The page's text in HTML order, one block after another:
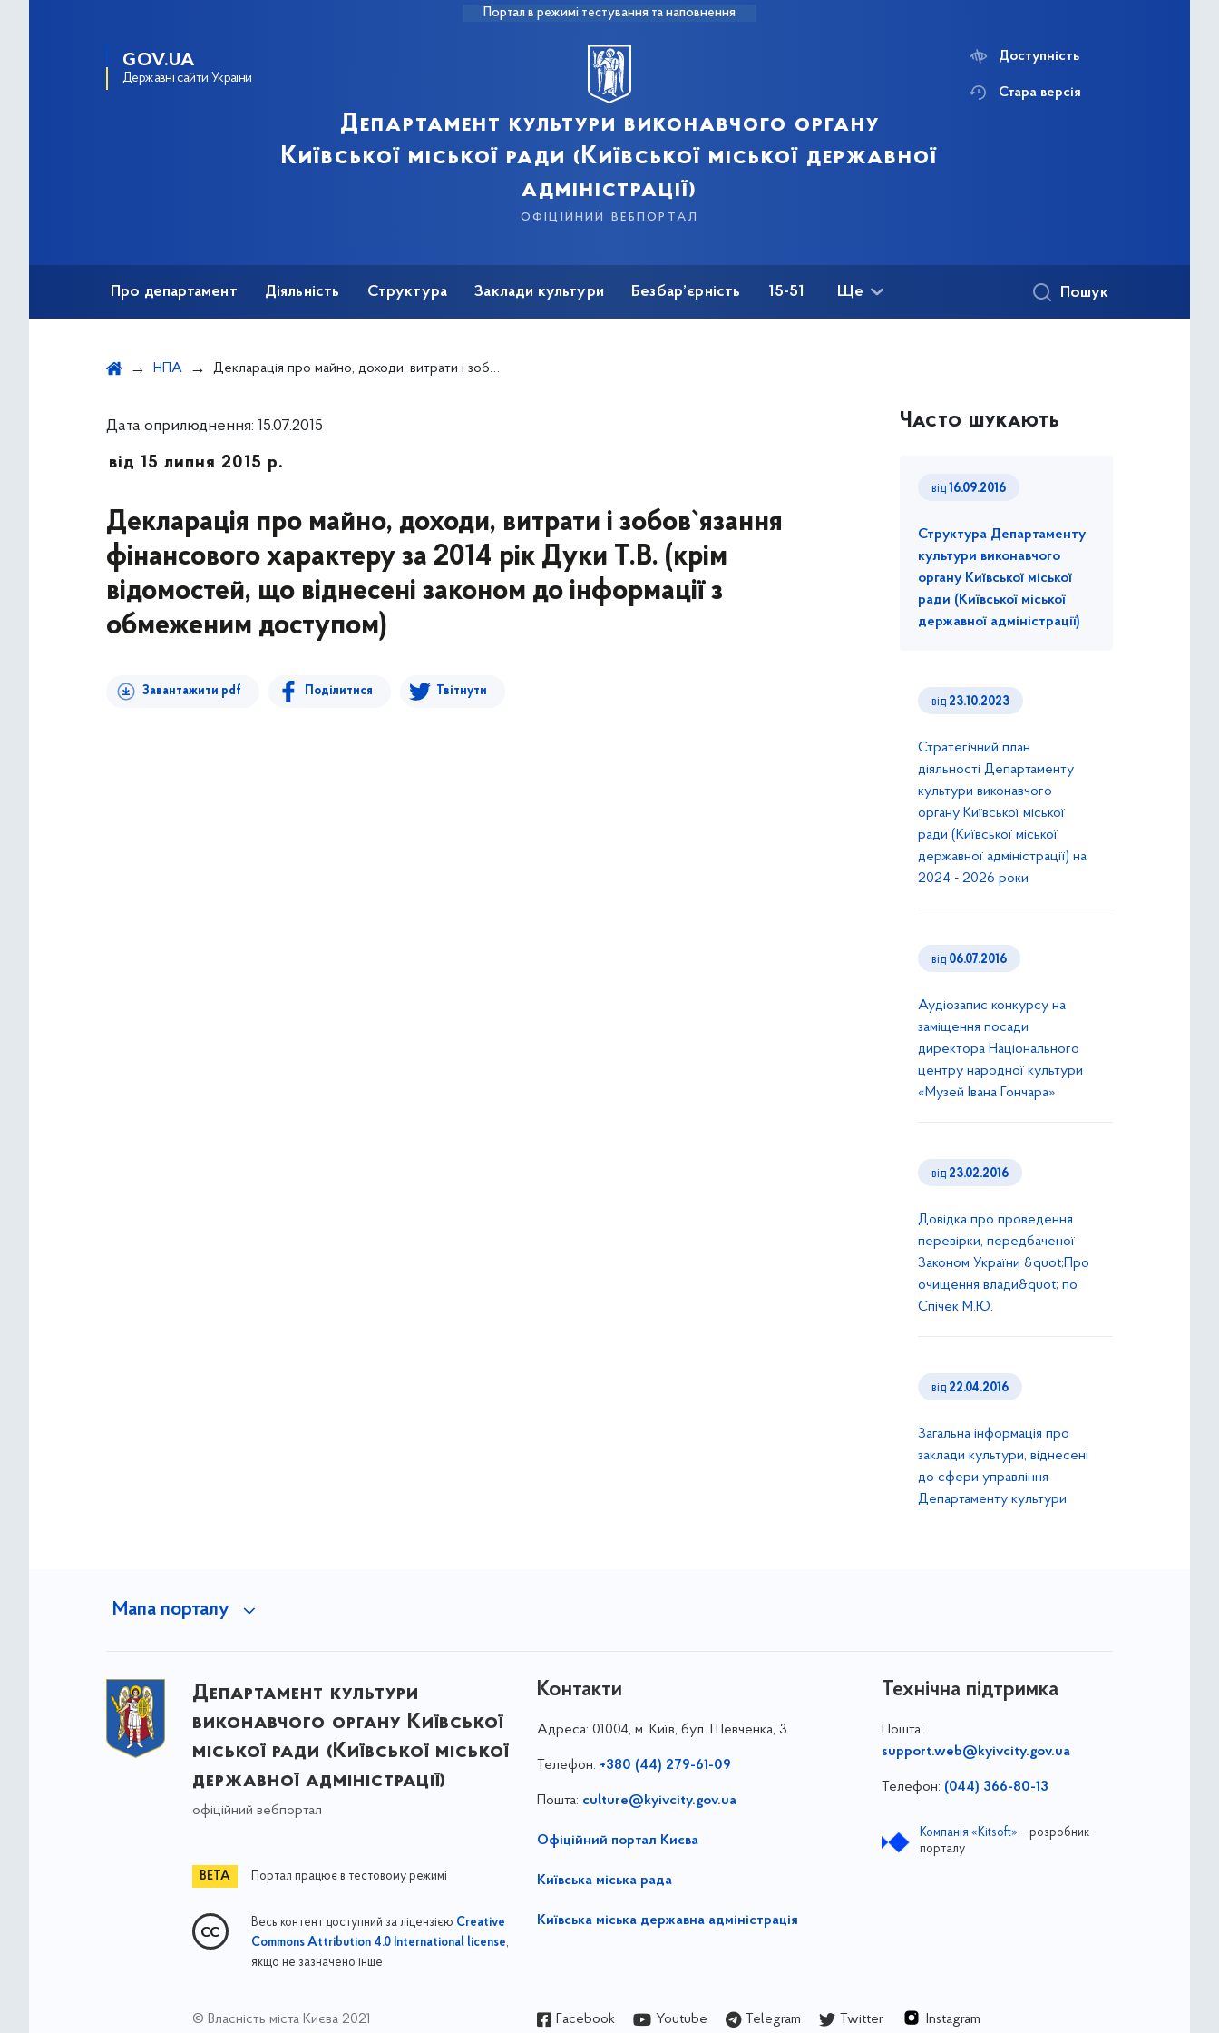
Портал в режимі тестування та наповнення
GOV.UA
Державні сайти України
Департамент культури виконавчого органу
Київської міської ради (Київської міської державної
адміністрації)
офіційний вебпортал
Доступність
Стара версія
Про департамент Діяльність Структура Заклади культури Безбар’єрність 15-51 Ще Пошук
НПА Декларація про майно, доходи, витрати і зобов`язання фінансового характеру за 2014 рік Дуки Т.В. (крім відомостей, що віднесені законом до інформації з обмеженим доступом)
Дата оприлюднення: 15.07.2015
від 15 липня 2015 р.
Декларація про майно, доходи, витрати і зобов`язання
фінансового характеру за 2014 рік Дуки Т.В. (крім
відомостей, що віднесені законом до інформації з
обмеженим доступом)
Завантажити pdf Поділитися Твітнути
Часто шукають
від 16.09.2016
Структура Департаменту
культури виконавчого
органу Київської міської
ради (Київської міської
державної адміністрації)
від 23.10.2023
Стратегічний план
діяльності Департаменту
культури виконавчого
органу Київської міської
ради (Київської міської
державної адміністрації) на
2024 - 2026 роки
від 06.07.2016
Аудіозапис конкурсу на
заміщення посади
директора Національного
центру народної культури
«Музей Івана Гончара»
від 23.02.2016
Довідка про проведення
перевірки, передбаченої
Законом України &quot;Про
очищення влади&quot; по
Спічек М.Ю.
від 22.04.2016
Загальна інформація про
заклади культури, віднесені
до сфери управління
Департаменту культури
Мапа порталу
Департамент культури
виконавчого органу Київської
міської ради (Київської міської
державної адміністрації)
офіційний вебпортал
Портал працює в тестовому режимі
Весь контент доступний за ліцензією Creative
Commons Attribution 4.0 International license,
якщо не зазначено інше
Контакти
Адреса: 01004, м. Київ, бул. Шевченка, 3
Телефон: +380 (44) 279-61-09
Пошта: culture@kyivcity.gov.ua
Офіційний портал Києва
Київська міська рада
Київська міська державна адміністрація
Технічна підтримка
Пошта:
support.web@kyivcity.gov.ua
Телефон: (044) 366-80-13
Компанія «Kitsoft» – розробник
порталу
© Власність міста Києва 2021 Facebook Youtube Telegram Twitter Instagram